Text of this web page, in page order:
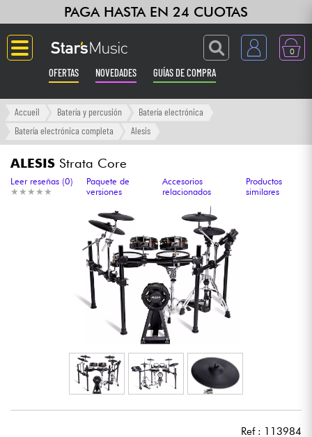
PAGA HASTA EN 24 CUOTAS
0
OFERTAS NOVEDADES GUÍAS DE COMPRA
Langue
Ampli & Efectos
Sintetizadores & samplers
Grabación
Micros
Accueil Batería y percusión
Batería electrónica
Batería electrónica completa
Alesis
ALESIS Strata Core
★ ★ ★ ★ ★
★ ★ ★ ★ ★
Leer reseñas (0)
Paquete de
versiones
Accesorios
relacionados
Productos
similares
Ref : 113984